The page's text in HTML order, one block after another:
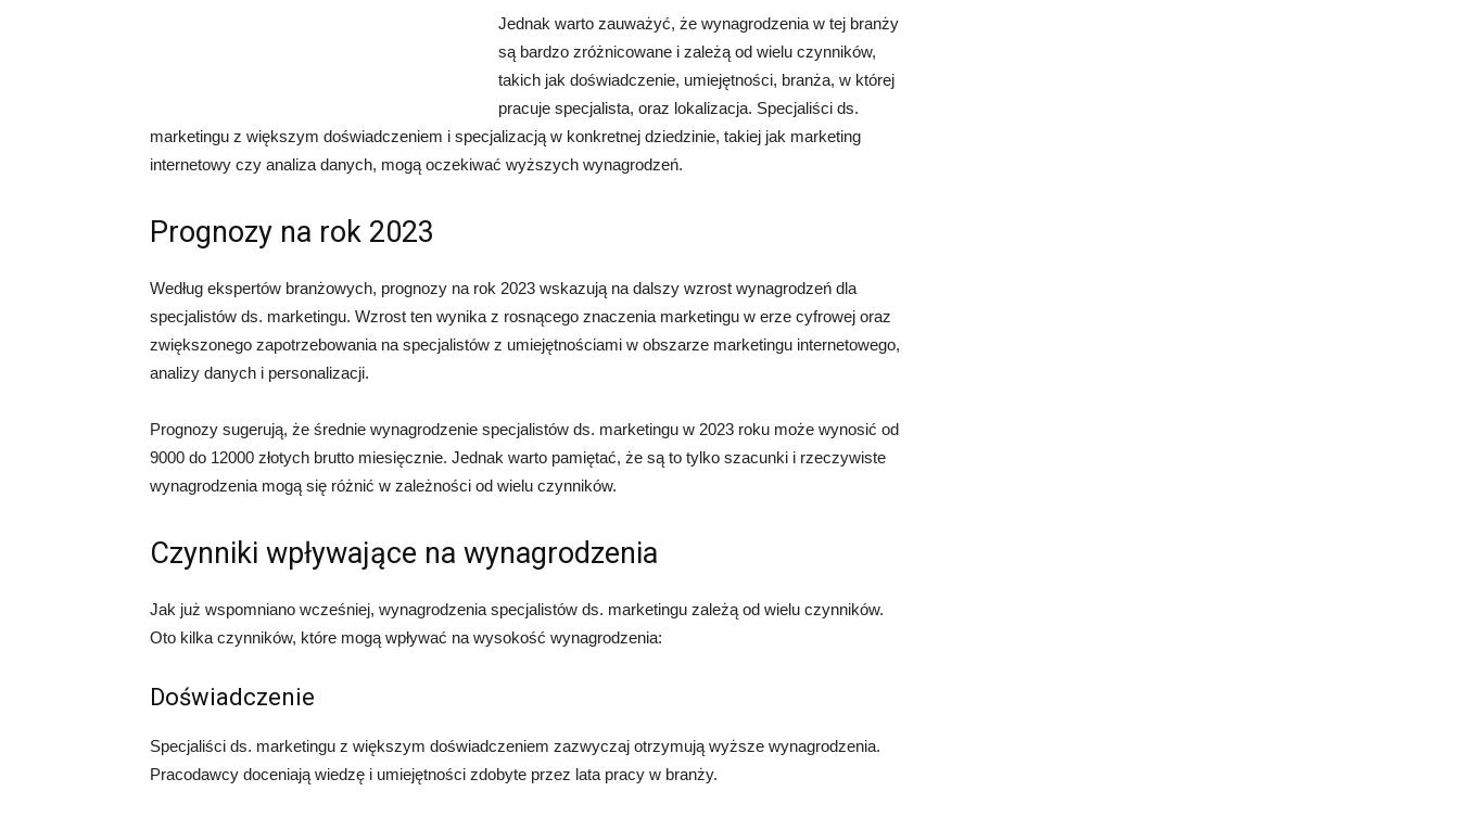
Jednak warto zauważyć, że wynagrodzenia w tej branży
są bardzo zróżnicowane i zależą od wielu czynników,
takich jak doświadczenie, umiejętności, branża, w której
pracuje specjalista, oraz lokalizacja. Specjaliści ds.
marketingu z większym doświadczeniem i specjalizacją w konkretnej dziedzinie, takiej jak marketing
internetowy czy analiza danych, mogą oczekiwać wyższych wynagrodzeń.
Prognozy na rok 2023
Według ekspertów branżowych, prognozy na rok 2023 wskazują na dalszy wzrost wynagrodzeń dla
specjalistów ds. marketingu. Wzrost ten wynika z rosnącego znaczenia marketingu w erze cyfrowej oraz
zwiększonego zapotrzebowania na specjalistów z umiejętnościami w obszarze marketingu internetowego,
analizy danych i personalizacji.
Prognozy sugerują, że średnie wynagrodzenie specjalistów ds. marketingu w 2023 roku może wynosić od
9000 do 12000 złotych brutto miesięcznie. Jednak warto pamiętać, że są to tylko szacunki i rzeczywiste
wynagrodzenia mogą się różnić w zależności od wielu czynników.
Czynniki wpływające na wynagrodzenia
Jak już wspomniano wcześniej, wynagrodzenia specjalistów ds. marketingu zależą od wielu czynników.
Oto kilka czynników, które mogą wpływać na wysokość wynagrodzenia:
Doświadczenie
Specjaliści ds. marketingu z większym doświadczeniem zazwyczaj otrzymują wyższe wynagrodzenia.
Pracodawcy doceniają wiedzę i umiejętności zdobyte przez lata pracy w branży.